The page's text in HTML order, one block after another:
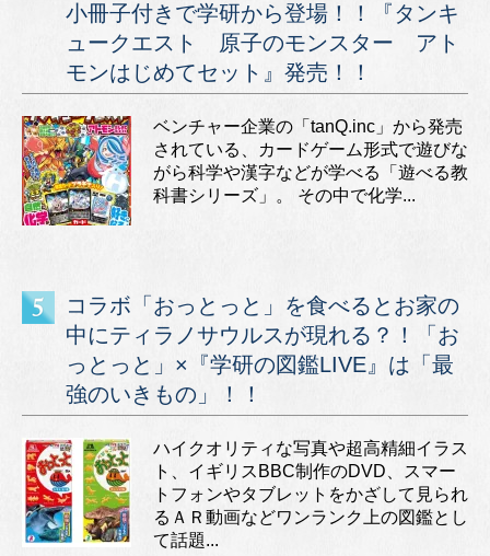
小冊子付きで学研から登場！！『タンキ
ュークエスト 原子のモンスター アト
モンはじめてセット』発売！！
ベンチャー企業の「tanQ.inc」から発売
されている、カードゲーム形式で遊びな
がら科学や漢字などが学べる「遊べる教
科書シリーズ」。 その中で化学...
コラボ「おっとっと」を食べるとお家の
中にティラノサウルスが現れる？！「お
っとっと」×『学研の図鑑LIVE』は「最
強のいきもの」！！
ハイクオリティな写真や超高精細イラス
ト、イギリスBBC制作のDVD、スマー
トフォンやタブレットをかざして見られ
るＡＲ動画などワンランク上の図鑑とし
て話題...